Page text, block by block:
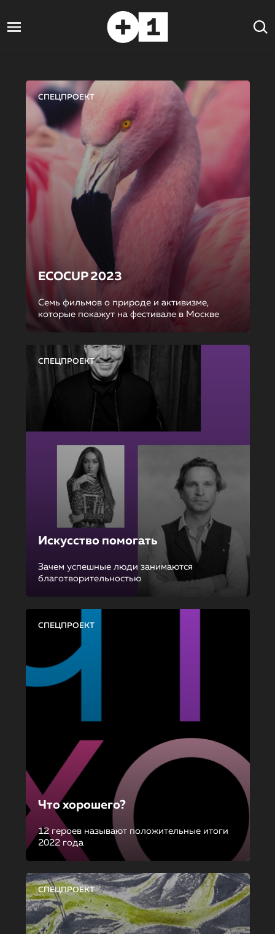
СПЕЦПРОЕКТ
ECOCUP 2023
Семь фильмов о природе и активизме,
которые покажут на фестивале в Москве
СПЕЦПРОЕКТ
Искусство помогать
Зачем успешные люди занимаются
благотворительностью
СПЕЦПРОЕКТ
Что хорошего?
12 героев называют положительные итоги
2022 года
СПЕЦПРОЕКТ